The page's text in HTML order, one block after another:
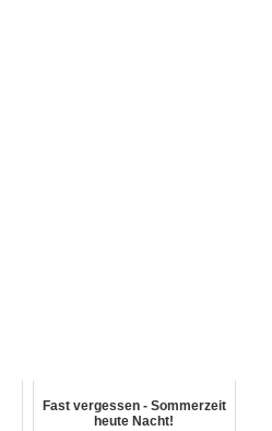
Fast vergessen - Sommerzeit
heute Nacht!